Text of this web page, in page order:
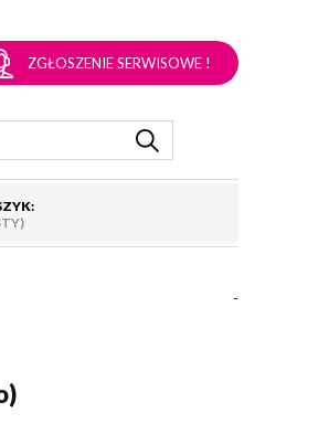
ZGŁOSZENIE SERWISOWE !
-